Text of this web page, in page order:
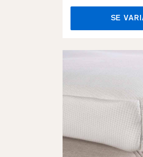
SE